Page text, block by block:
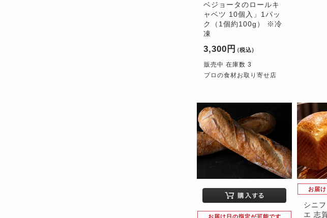
ベジョータのロールキ
ャベツ 10個入」1パッ
ク（1個約100g） ※冷
凍
3,300円（税込）
販売中 在庫数 3
プロの食材お取り寄せ店
お届け日の指定が可能です
お届
シニ
エ 志